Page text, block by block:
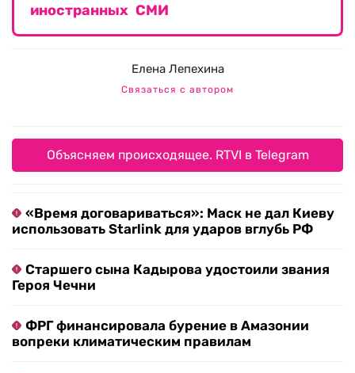
иностранных СМИ
Елена Лепехина
Связаться с автором
Объясняем происходящее. RTVI в Telegram
«Время договариваться»: Маск не дал Киеву
использовать Starlink для ударов вглубь РФ
Старшего сына Кадырова удостоили звания
Героя Чечни
ФРГ финансировала бурение в Амазонии
вопреки климатическим правилам